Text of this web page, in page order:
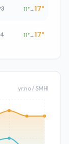
3 11°→17°
4 11°→17°
yr.no / SMHI